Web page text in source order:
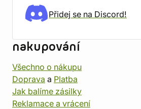
Přidej se na Discord!
nakupování
Všechno o nákupu
Doprava a Platba
Jak balíme zásilky
Reklamace a vrácení